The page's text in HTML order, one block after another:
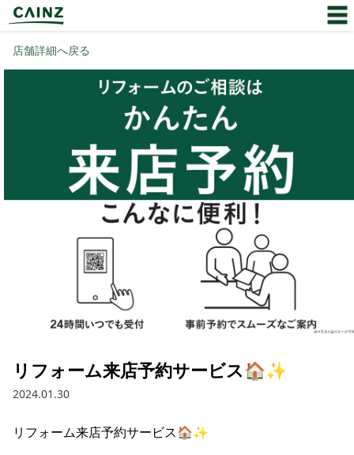
店舗詳細へ戻る
リフォーム来店予約サービス🏠✨
2024.01.30
リフォーム来店予約サービス🏠✨